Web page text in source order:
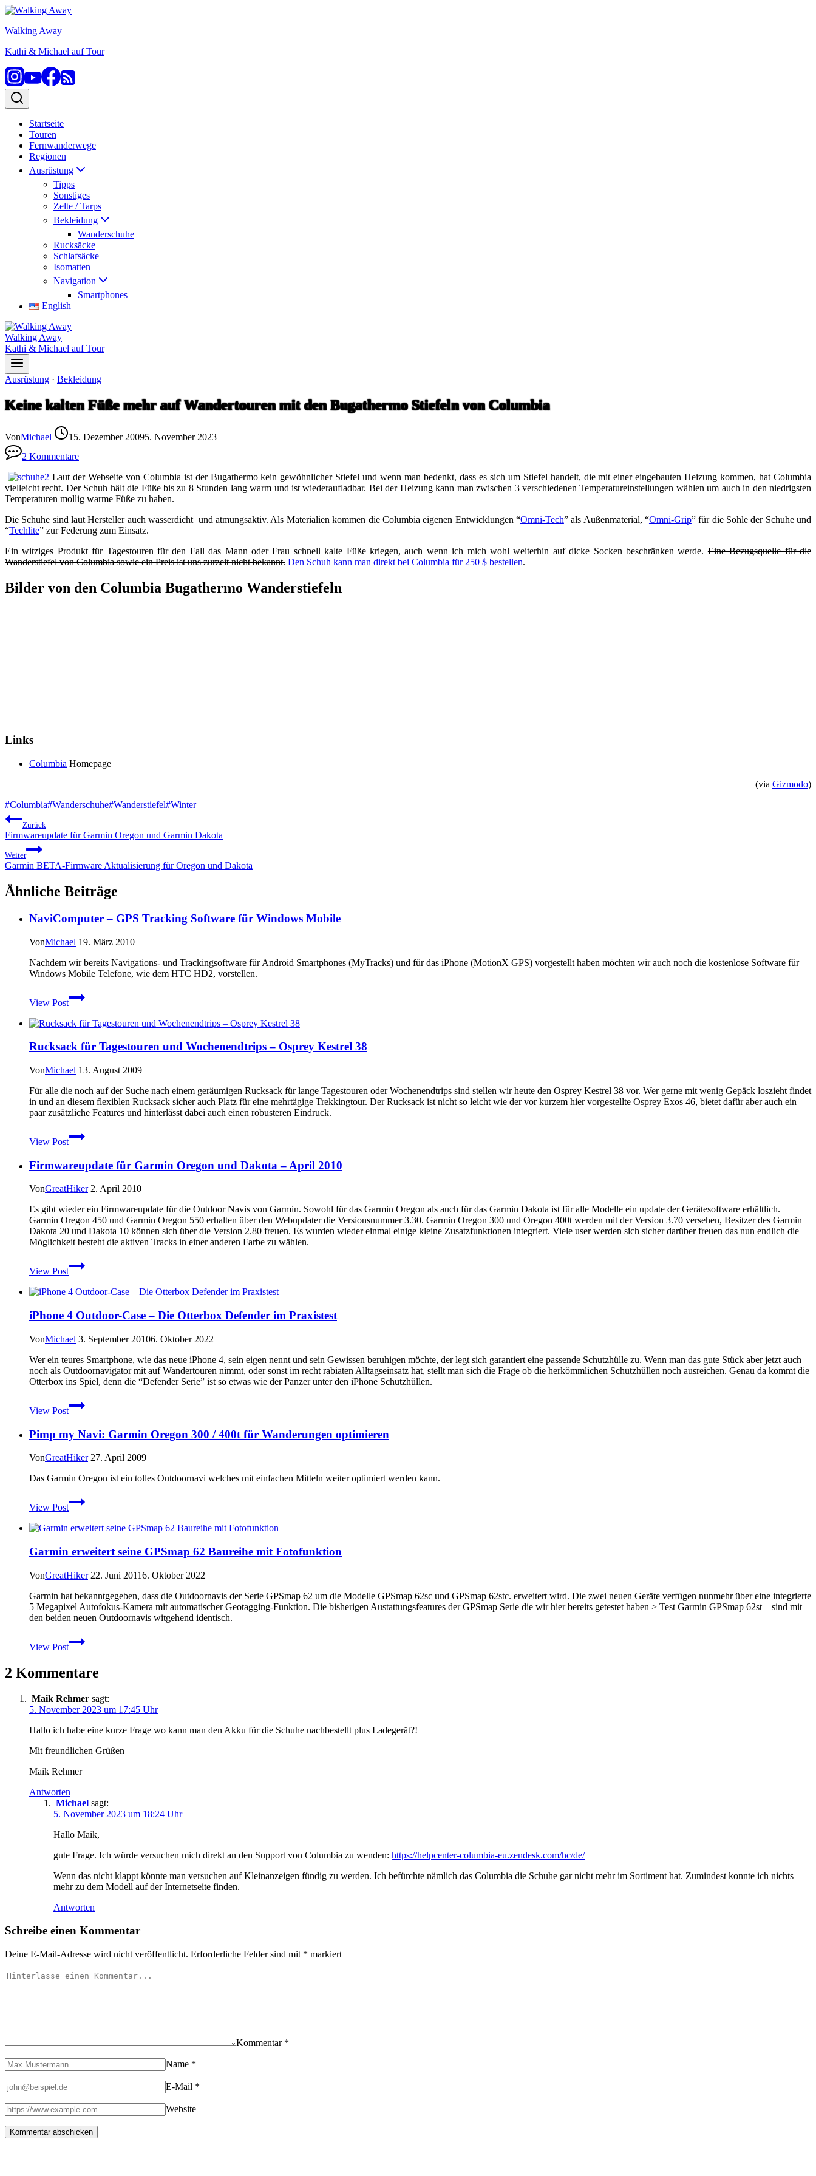
Zum
springen
Walking Away
Kathi & Michael auf Tour
Startseite
Touren
Fernwanderwege
Regionen
Ausrüstung
Tipps
Sonstiges
Zelte / Tarps
Bekleidung
Wanderschuhe
Rucksäcke
Schlafsäcke
Isomatten
Navigation
Smartphones
English
Walking Away
Kathi & Michael auf Tour
Ausrüstung · Bekleidung
Keine kalten Füße mehr auf Wandertouren mit den Bugathermo Stiefeln von Columbia
VonMichael 15. Dezember 20095. November 2023
2 Kommentare
Laut der Webseite von Columbia ist der Bugathermo kein gewöhnlicher Stiefel und wenn man bedenkt, dass es sich um Stiefel handelt, die mit einer eingebauten Heizung kommen, hat Columbia
vielleicht recht. Der Schuh hält die Füße bis zu 8 Stunden lang warm und ist wiederaufladbar. Bei der Heizung kann man zwischen 3 verschiedenen Temperatureinstellungen wählen um auch in den niedrigsten
Temperaturen mollig warme Füße zu haben.
Die Schuhe sind laut Hersteller auch wasserdicht und atmungsaktiv. Als Materialien kommen die Columbia eigenen Entwicklungen “Omni-Tech” als Außenmaterial, “Omni-Grip” für die Sohle der Schuhe und
“Techlite” zur Federung zum Einsatz.
Ein witziges Produkt für Tagestouren für den Fall das Mann oder Frau schnell kalte Füße kriegen, auch wenn ich mich wohl weiterhin auf dicke Socken beschränken werde.Eine Bezugsquelle für die
Wanderstiefel von Columbia sowie ein Preis ist uns zurzeit nicht bekannt. Den Schuh kann man direkt bei Columbia für 250 $ bestellen.
Bilder von den Columbia Bugathermo Wanderstiefeln
Links
Columbia Homepage
(via Gizmodo)
Schlagworte:
#Columbia#Wanderschuhe#Wanderstiefel#Winter
Beitragsnavigation
Zurück
Firmwareupdate für Garmin Oregon und Garmin Dakota
Weiter
Garmin BETA-Firmware Aktualisierung für Oregon und Dakota
Ähnliche Beiträge
NaviComputer – GPS Tracking Software für Windows Mobile
VonMichael 19. März 2010
Nachdem wir bereits Navigations- und Trackingsoftware für Android Smartphones (MyTracks) und für das iPhone (MotionX GPS) vorgestellt haben möchten wir auch noch die kostenlose Software für
Windows Mobile Telefone, wie dem HTC HD2, vorstellen.
View Post
NaviComputer
–
Tracking
für
Mobile
Rucksack für Tagestouren und Wochenendtrips – Osprey Kestrel 38
VonMichael 13. August 2009
Für alle die noch auf der Suche nach einem geräumigen Rucksack für lange Tagestouren oder Wochenendtrips sind stellen wir heute den Osprey Kestrel 38 vor. Wer gerne mit wenig Gepäck loszieht findet
in und an diesem flexiblen Rucksack sicher auch Platz für eine mehrtägige Trekkingtour. Der Rucksack ist nicht so leicht wie der vor kurzem hier vorgestellte Osprey Exos 46, bietet dafür aber auch ein
paar zusätzliche Features und hinterlässt dabei auch einen robusteren Eindruck.
View Post
Rucksack
für
und
–
Kestrel
38
Firmwareupdate für Garmin Oregon und Dakota – April 2010
VonGreatHiker 2. April 2010
Es gibt wieder ein Firmwareupdate für die Outdoor Navis von Garmin. Sowohl für das Garmin Oregon als auch für das Garmin Dakota ist für alle Modelle ein update der Gerätesoftware erhältlich.
Garmin Oregon 450 und Garmin Oregon 550 erhalten über den Webupdater die Versionsnummer 3.30. Garmin Oregon 300 und Oregon 400t werden mit der Version 3.70 versehen, Besitzer des Garmin
Dakota 20 und Dakota 10 können sich über die Version 2.80 freuen. Es wurden wieder einmal einige kleine Zusatzfunktionen integriert. Viele user werden sich sicher darüber freuen das nun endlich die
Möglichkeit besteht die aktiven Tracks in einer anderen Farbe zu wählen.
View Post
Firmwareupdate
für
Oregon
Dakota
April
iPhone 4 Outdoor-Case – Die Otterbox Defender im Praxistest
VonMichael 3. September 20106. Oktober 2022
Wer ein teures Smartphone, wie das neue iPhone 4, sein eigen nennt und sein Gewissen beruhigen möchte, der legt sich garantiert eine passende Schutzhülle zu. Wenn man das gute Stück aber jetzt auch
noch als Outdoornavigator mit auf Wandertouren nimmt, oder sonst im recht rabiaten Alltagseinsatz hat, stellt man sich die Frage ob die herkömmlichen Schutzhüllen noch ausreichen. Genau da kommt die
Otterbox ins Spiel, denn die “Defender Serie” ist so etwas wie der Panzer unter den iPhone Schutzhüllen.
View Post
iPhone
4
Case
Die
Defender
Praxistest
Pimp my Navi: Garmin Oregon 300 / 400t für Wanderungen optimieren
VonGreatHiker 27. April 2009
Das Garmin Oregon ist ein tolles Outdoornavi welches mit einfachen Mitteln weiter optimiert werden kann.
View Post
Pimp
my
Garmin
300
400t
Wanderungen
optimieren
Garmin erweitert seine GPSmap 62 Baureihe mit Fotofunktion
VonGreatHiker 22. Juni 20116. Oktober 2022
Garmin hat bekanntgegeben, dass die Outdoornavis der Serie GPSmap 62 um die Modelle GPSmap 62sc und GPSmap 62stc. erweitert wird. Die zwei neuen Geräte verfügen nunmehr über eine integrierte
5 Megapixel Autofokus-Kamera mit automatischer Geotagging-Funktion. Die bisherigen Austattungsfeatures der GPSmap Serie die wir hier bereits getestet haben > Test Garmin GPSmap 62st – sind mit
den beiden neuen Outdoornavis witgehend identisch.
View Post
Garmin
erweitert
GPSmap
mit
Fotofunktion
2 Kommentare
Maik Rehmer sagt:
5. November 2023 um 17:45 Uhr
Hallo ich habe eine kurze Frage wo kann man den Akku für die Schuhe nachbestellt plus Ladegerät?!
Mit freundlichen Grüßen
Maik Rehmer
Antworten
Michael sagt:
5. November 2023 um 18:24 Uhr
Hallo Maik,
gute Frage. Ich würde versuchen mich direkt an den Support von Columbia zu wenden: https://helpcenter-columbia-eu.zendesk.com/hc/de/
Wenn das nicht klappt könnte man versuchen auf Kleinanzeigen fündig zu werden. Ich befürchte nämlich das Columbia die Schuhe gar nicht mehr im Sortiment hat. Zumindest konnte ich nichts
mehr zu dem Modell auf der Internetseite finden.
Antworten
Schreibe einen Kommentar
Deine E-Mail-Adresse wird nicht veröffentlicht. Erforderliche Felder sind mit * markiert
Kommentar *
Name *
E-Mail *
Website